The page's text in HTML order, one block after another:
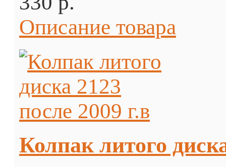
Описание товара
Колпак литого